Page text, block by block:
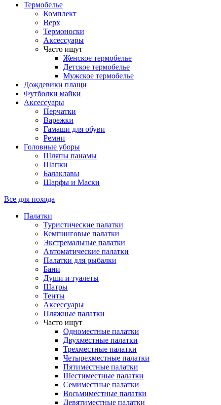
Термобелье
Комплект
Верх
Термоноски
Аксессуары
Часто ищут
Женское термобелье
Детское термобелье
Мужское термобелье
Дождевики плащи
Футболки майки
Аксессуары
Перчатки
Варежки
Гамаши для обуви
Ремни
Головные уборы
Шляпы панамы
Шапки
Балаклавы
Шарфы и Маски
Все для похода
Палатки
Туристические палатки
Кемпинговые палатки
Экстремальные палатки
Автоматические палатки
Палатки для рыбалки
Бани
Души и туалеты
Шатры
Тенты
Аксессуары
Пляжные палатки
Часто ищут
Одноместные палатки
Двухместные палатки
Трехместные палатки
Четырехместные палатки
Пятиместные палатки
Шестиместные палатки
Семиместные палатки
Восьмиместные палатки
Девятиместные палатки